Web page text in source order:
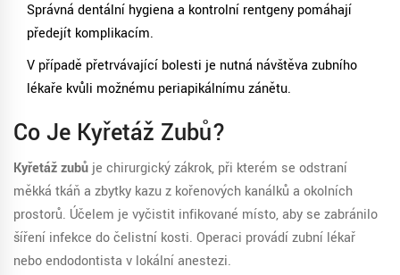
Správná dentální hygiena a kontrolní rentgeny pomáhají
předejít komplikacím.
V případě přetrvávající bolesti je nutná návštěva zubního
lékaře kvůli možnému periapikálnímu zánětu.
Co Je Kyřetáž Zubů?
Kyřetáž zubů je chirurgický zákrok, při kterém se odstraní
měkká tkáň a zbytky kazu z kořenových kanálků a okolních
prostorů. Účelem je vyčistit infikované místo, aby se zabránilo
šíření infekce do čelistní kosti. Operaci provádí zubní lékař
nebo endodontista v lokální anestezi.